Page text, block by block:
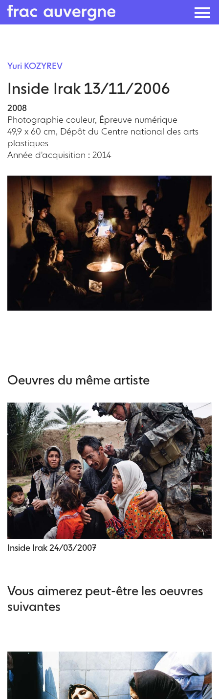
to
content
Yuri KOZYREV
Inside Irak 13/11/2006
2008
Photographie couleur, Épreuve numérique
49,9 x 60 cm, Dépôt du Centre national des arts
plastiques
Année d'acquisition : 2014
Oeuvres du même artiste
Inside Irak 24/03/2007
Vous aimerez peut-être les oeuvres
suivantes